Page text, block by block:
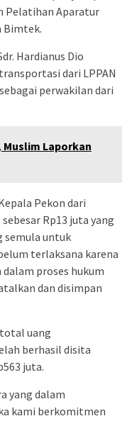
Pelatihan Aparatur
Bimtek.
Hardianus Dio
dari LPPAN
perwakilan dari
Laporkan
Pekon dari
Rp13 juta yang
semula untuk
terlaksana karena
proses hukum
dan disimpan
uang
berhasil disita
juta.
yang dalam
kami berkomitmen